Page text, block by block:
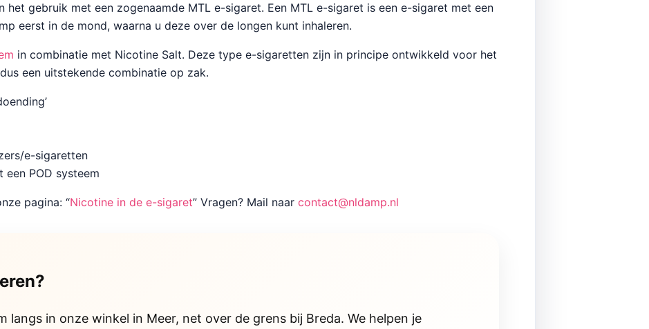
het gebruik met een zogenaamde MTL e-sigaret. Een MTL e-sigaret is een e-sigaret met een
eerst in de mond, waarna u deze over de longen kunt inhaleren.
in combinatie met Nicotine Salt. Deze type e-sigaretten zijn in principe ontwikkeld voor het
een uitstekende combinatie op zak.
e-sigaretten
POD systeem
pagina: “Nicotine in de e-sigaret” Vragen? Mail naar contact@nldamp.nl
in onze winkel in Meer, net over de grens bij Breda. We helpen je